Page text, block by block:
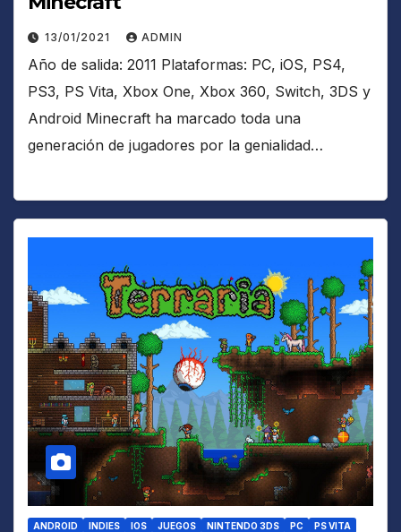
13/01/2021 ADMIN
Año de salida: 2011 Plataformas: PC, iOS, PS4,
PS3, PS Vita, Xbox One, Xbox 360, Switch, 3DS y
Android Minecraft ha marcado toda una
generación de jugadores por la genialidad…
ANDROID INDIES IOS JUEGOS NINTENDO 3DS PC
PS VITA